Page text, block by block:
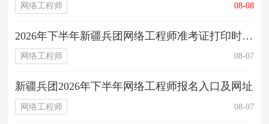
网络工程师 08-08
2026年下半年新疆兵团网络工程师准考证打印时间10月19日开始
网络工程师 08-07
新疆兵团2026年下半年网络工程师报名入口及网址
网络工程师 08-07